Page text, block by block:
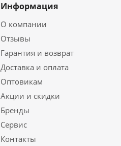
Информация
О компании
Отзывы
Гарантия и возврат
Доставка и оплата
Оптовикам
Акции и скидки
Бренды
Сервис
Контакты